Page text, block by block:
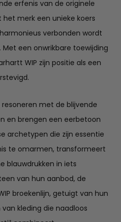
erfenis van de originele
merk een unieke koers
verbonden wordt
een onwrikbare toewijding
WIP zijn positie als een
met de blijvende
en brengen een eerbetoon
archetypen die zijn essentie
te omarmen, transformeert
blauwdrukken in iets
van hun aanbod, de
broekenlijn, getuigt van hun
kleding die naadloos